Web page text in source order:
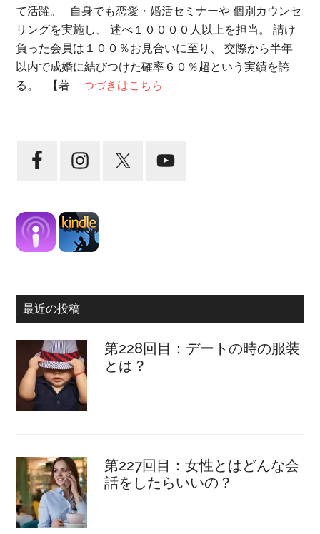
て活躍。 自身でも恋愛・婚活セミナーや 個別カウンセ
リングを実施し、 述べ１００００人以上を担当。 請け
負った会員は１００％お見合いに至り、 交際から半年
以内で成婚に結びつけた確率６０％超という実績を誇
る。 【著 …つづきはこちら...
最近の投稿
第228回目：デートの時の服装
とは？
第227回目：女性とはどんな会
話をしたらいいの？